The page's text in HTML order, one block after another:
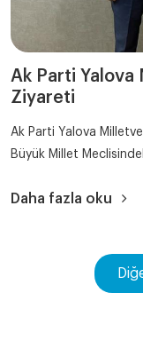
Ak Parti Yalova
Ziyareti
Ak Parti Yalova
Büyük Millet
Daha fazla oku